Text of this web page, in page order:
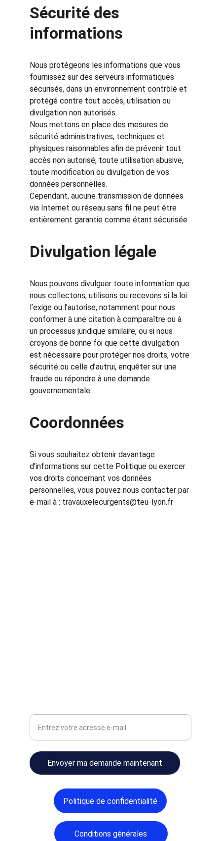
Sécurité des
informations
Nous protégeons les informations que vous
fournissez sur des serveurs informatiques
sécurisés, dans un environnement contrôlé et
protégé contre tout accès, utilisation ou
divulgation non autorisés.
Nous mettons en place des mesures de
sécurité administratives, techniques et
physiques raisonnables afin de prévenir tout
accès non autorisé, toute utilisation abusive,
toute modification ou divulgation de vos
données personnelles.
Cependant, aucune transmission de données
via Internet ou réseau sans fil ne peut être
entièrement garantie comme étant sécurisée.
Divulgation légale
Nous pouvons divulguer toute information que
nous collectons, utilisons ou recevons si la loi
l’exige ou l’autorise, notamment pour nous
conformer à une citation à comparaître ou à
un processus juridique similaire, ou si nous
croyons de bonne foi que cette divulgation
est nécessaire pour protéger nos droits, votre
sécurité ou celle d’autrui, enquêter sur une
fraude ou répondre à une demande
gouvernementale.
Coordonnées
Si vous souhaitez obtenir davantage
d’informations sur cette Politique ou exercer
vos droits concernant vos données
personnelles, vous pouvez nous contacter par
e-mail à : travauxelecurgents@teu-lyon.fr
Envoyer ma demande maintenant
Politique de confidentialité
Conditions générales